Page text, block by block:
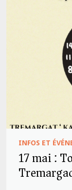
INFOS ET
17 mai :